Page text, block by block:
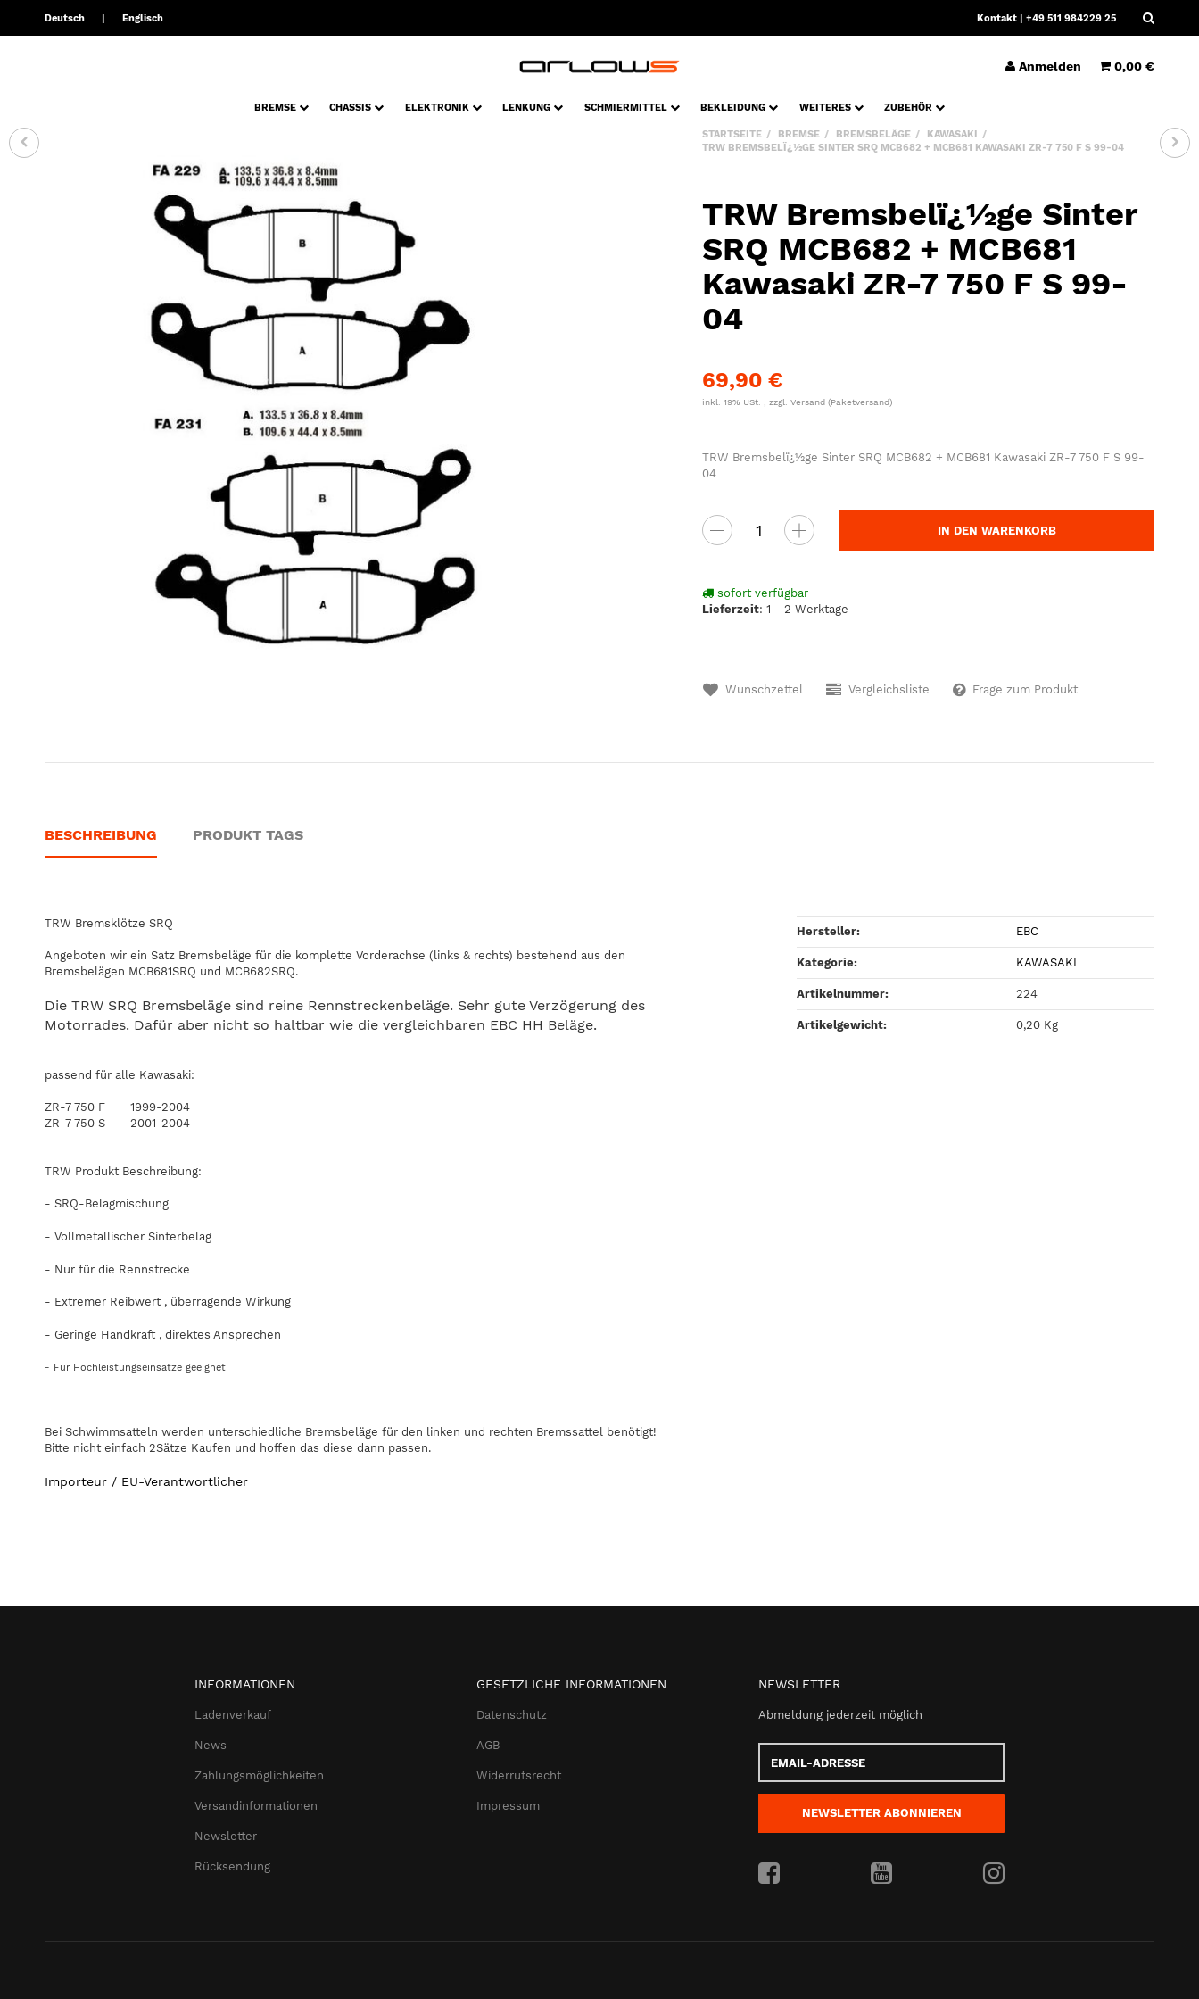
Deutsch Englisch Kontakt | +49 511 984229 25
Anmelden 0,00 €
BREMSE CHASSIS ELEKTRONIK LENKUNG SCHMIERMITTEL BEKLEIDUNG WEITERES ZUBEHÖR
STARTSEITE BREMSE BREMSBELÄGE
KAWASAKI
TRW BREMSBELÏ¿½GE SINTER SRQ MCB682 + MCB681 KAWASAKI ZR-7 750 F S 99-04
TRW Bremsbelï¿½ge Sinter
SRQ MCB682 + MCB681
Kawasaki ZR-7 750 F S 99-
04
69,90 €
inkl. 19% USt. , zzgl.Versand(Paketversand)
TRW Bremsbelï¿½ge Sinter SRQ MCB682 + MCB681 Kawasaki ZR-7 750 F S 99-
04
IN DEN WARENKORB
sofort verfügbar
Lieferzeit:1 - 2 Werktage
Wunschzettel Vergleichsliste Frage zum Produkt
BESCHREIBUNG PRODUKT TAGS
TRW Bremsklötze SRQ
Angeboten wir ein Satz Bremsbeläge für die komplette Vorderachse (links & rechts) bestehend aus den
Bremsbelägen MCB681SRQ und MCB682SRQ.
Die TRW SRQ Bremsbeläge sind reine Rennstreckenbeläge. Sehr gute Verzögerung des
Motorrades. Dafür aber nicht so haltbar wie die vergleichbaren EBC HH Beläge.
passend für alle Kawasaki:
ZR-7 750 F 1999-2004
ZR-7 750 S 2001-2004
TRW Produkt Beschreibung:
- SRQ-Belagmischung
- Vollmetallischer Sinterbelag
- Nur für die Rennstrecke
- Extremer Reibwert , überragende Wirkung
- Geringe Handkraft , direktes Ansprechen
- Für Hochleistungseinsätze geeignet
Bei Schwimmsatteln werden unterschiedliche Bremsbeläge für den linken und rechten Bremssattel benötigt!
Bitte nicht einfach 2Sätze Kaufen und hoffen das diese dann passen.
Hersteller: EBC
Kategorie: KAWASAKI
Artikelnummer: 224
Artikelgewicht‍: 0,20 Kg
Importeur / EU-Verantwortlicher
INFORMATIONEN
Ladenverkauf
News
Zahlungsmöglichkeiten
Versandinformationen
Newsletter
Rücksendung
GESETZLICHE INFORMATIONEN
Datenschutz
AGB
Widerrufsrecht
Impressum
NEWSLETTER
Abmeldung jederzeit möglich
Adresse
NEWSLETTER ABONNIEREN